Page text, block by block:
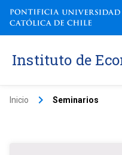
Instituto de
Inicio keyboard_arrow_right Seminarios